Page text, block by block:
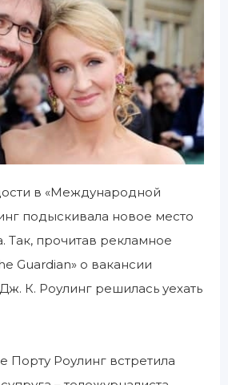
в «Международной
подыскивала новое место
Так, прочитав рекламное
Guardian» о вакансии
К. Роулинг решилась уехать
Порту Роулинг встретила